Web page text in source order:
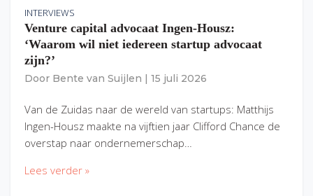
INTERVIEWS
Venture capital advocaat Ingen-Housz:
‘Waarom wil niet iedereen startup advocaat
zijn?’
Door Bente van Suijlen 15 juli 2026
Van de Zuidas naar de wereld van startups: Matthijs
Ingen-Housz maakte na vijftien jaar Clifford Chance de
overstap naar ondernemerschap…
Lees verder »